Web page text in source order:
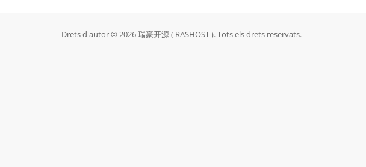
Drets d'autor © 2026 瑞豪开源 ( RASHOST ). Tots els drets reservats.